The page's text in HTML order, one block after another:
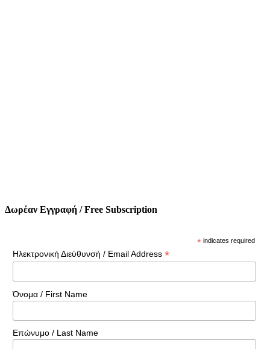
Δωρέαν Εγγραφή / Free Subscription
* indicates required
Ηλεκτρονική Διεύθυνσή / Email Address *
Όνομα / First Name
Επώνυμο / Last Name